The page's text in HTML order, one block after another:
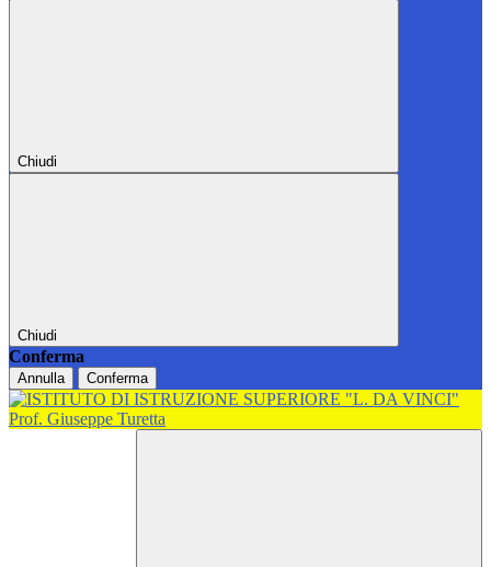
Chiudi
Chiudi
Conferma
Annulla Conferma